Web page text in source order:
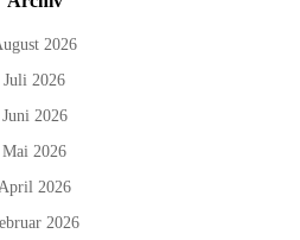
2026
Juli 2026
Juni 2026
Mai 2026
2026
2026